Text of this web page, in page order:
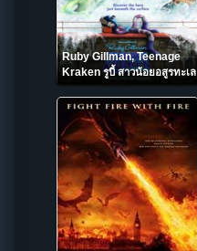
Ruby Gillman, Teenage
Kraken รูบี้ สาวน้อยอสูรทะเล
(2023)